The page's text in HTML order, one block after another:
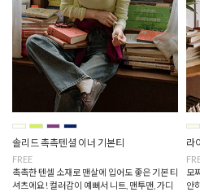
솔리드 촉촉텐셜 이너 기본티
FREE
촉촉한 텐셀 소재로 맨살에 입어도 좋은 기본 티
셔츠에요! 컬러감이 예뻐서 니트, 맨투맨, 가디
라
모
안